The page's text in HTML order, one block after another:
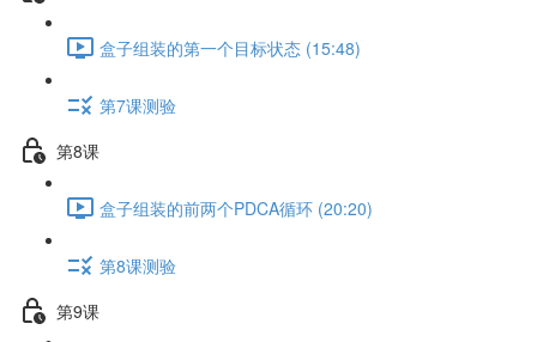
盒子组装的第一个目标状态 (15:48)
第7课测验
第8课
盒子组装的前两个PDCA循环 (20:20)
第8课测验
第9课